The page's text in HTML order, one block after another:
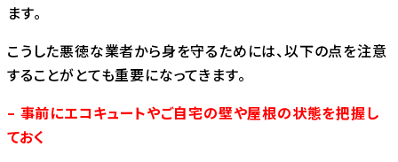
ます。
こうした悪徳な業者から身を守るためには、以下の点を注意
することがとても重要になってきます。
– 事前にエコキュートやご自宅の壁や屋根の状態を把握し
ておく